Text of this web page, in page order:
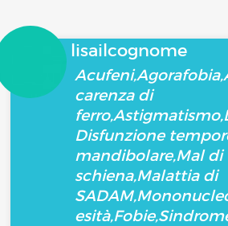
lisailcognome
carenza di
Disfunzione
mandibolare,Mal di
schiena,Malattia di